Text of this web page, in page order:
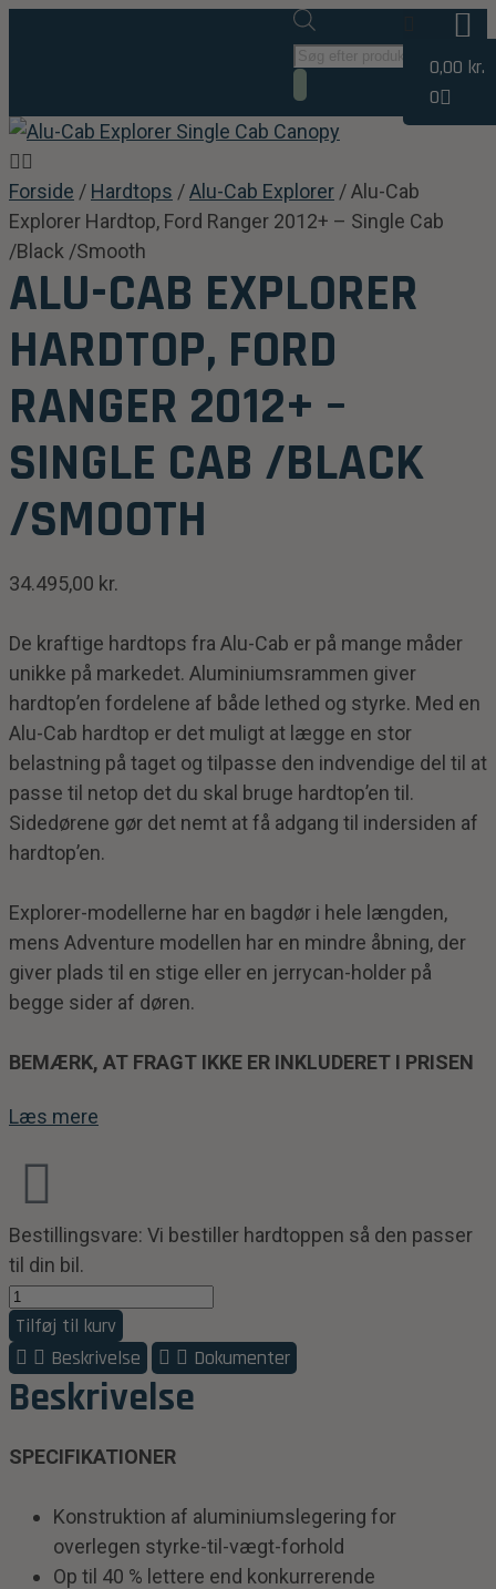
0,00 kr.
0
Forside / Hardtops /Alu-Cab Explorer / Alu-Cab
Explorer Hardtop, Ford Ranger 2012+ – Single Cab
/Black /Smooth
ALU-CAB EXPLORER
HARDTOP, FORD
RANGER 2012+ –
SINGLE CAB /BLACK
/SMOOTH
34.495,00 kr.
De kraftige hardtops fra Alu-Cab er på mange måder
unikke på markedet. Aluminiumsrammen giver
hardtop’en fordelene af både lethed og styrke. Med en
Alu-Cab hardtop er det muligt at lægge en stor
belastning på taget og tilpasse den indvendige del til at
passe til netop det du skal bruge hardtop’en til.
Sidedørene gør det nemt at få adgang til indersiden af
hardtop’en.
Explorer-modellerne har en bagdør i hele længden,
mens Adventure modellen har en mindre åbning, der
giver plads til en stige eller en jerrycan-holder på
begge sider af døren.
BEMÆRK, AT FRAGT IKKE ER INKLUDERET I PRISEN
Læs mere
Bestillingsvare: Vi bestiller hardtoppen så den passer
til din bil.
Tilføj til kurv
Beskrivelse
Dokumenter
Beskrivelse
SPECIFIKATIONER
Konstruktion af aluminiumslegering for
overlegen styrke-til-vægt-forhold
Op til 40 % lettere end konkurrerende